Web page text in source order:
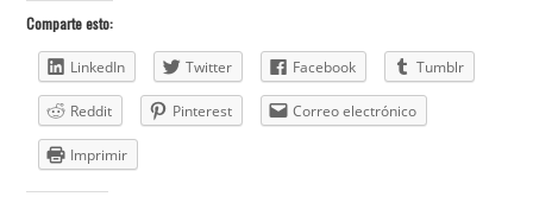
Comparte esto:
LinkedIn Twitter Facebook Tumblr
Reddit Pinterest Correo electrónico
Imprimir